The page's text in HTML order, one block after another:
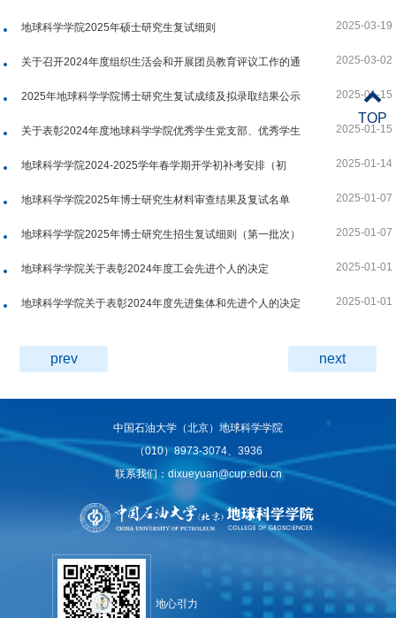
2025-03-19
地球科学学院2025年硕士研究生复试细则
2025-03-02
关于召开2024年度组织生活会和开展团员教育评议工作的通
2025-01-15
2025年地球科学学院博士研究生复试成绩及拟录取结果公示
2025-01-15
关于表彰2024年度地球科学学院优秀学生党支部、优秀学生
2025-01-14
地球科学学院2024-2025学年春学期开学初补考安排（初
2025-01-07
地球科学学院2025年博士研究生材料审查结果及复试名单
2025-01-07
地球科学学院2025年博士研究生招生复试细则（第一批次）
2025-01-01
地球科学学院关于表彰2024年度工会先进个人的决定
2025-01-01
地球科学学院关于表彰2024年度先进集体和先进个人的决定
prev next
中国石油大学（北京）地球科学学院
（010）8973-3074、3936
联系我们：dixueyuan@cup.edu.cn
地心引力
TOP